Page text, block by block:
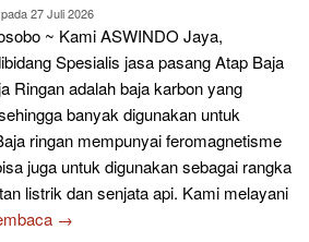
27 Juli 2026
~ Kami ASWINDO Jaya,
Spesialis jasa pasang Atap Baja
Ringan adalah baja karbon yang
banyak digunakan untuk
ringan mempunyai feromagnetisme
juga untuk digunakan sebagai rangka
listrik dan senjata api. Kami melayani
→